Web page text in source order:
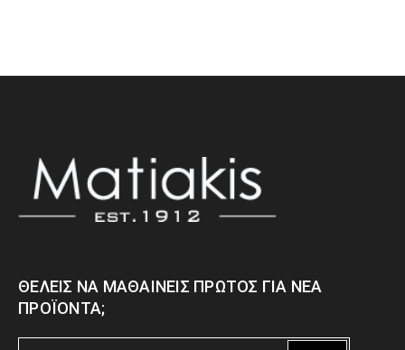
ΘΈΛΕΙΣ ΝΑ ΜΑΘΑΊΝΕΙΣ ΠΡΏΤΟΣ ΓΙΑ ΝΈΑ
ΠΡΟΪΌΝΤΑ;